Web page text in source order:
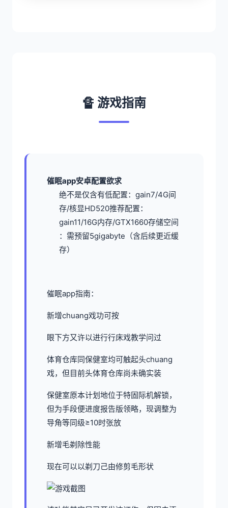
🔏 游戏指南
催眠app安卓配置欲求
​绝不是仅含有低配置​​：gain7/4G间
存/核显HD520​推荐配置​​：
gain11/16G内存/GTX1660​存储空间​
：需预留5gigabyte（含后续更近缓
存）
催眠app指南：
新增chuang戏功可按
眼下方又许以进行行床戏教学问过
体育仓库同保健室均可触起头chuang
戏，但目前头体育仓库尚未确实装
保健室原本计划地位于特固际机解锁，
但为手段便进度报告版领略，现调整为
导角等同级≥10时张放
新增毛剃除性能
现在可以以剃刀己由修剪毛形状